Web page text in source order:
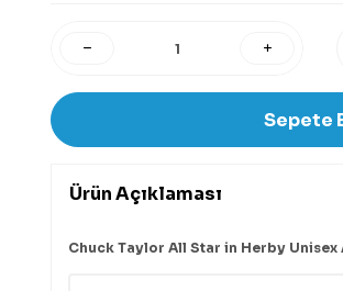
Sepete
Ürün Açıklaması
Chuck Taylor All Star in Herby Unisex